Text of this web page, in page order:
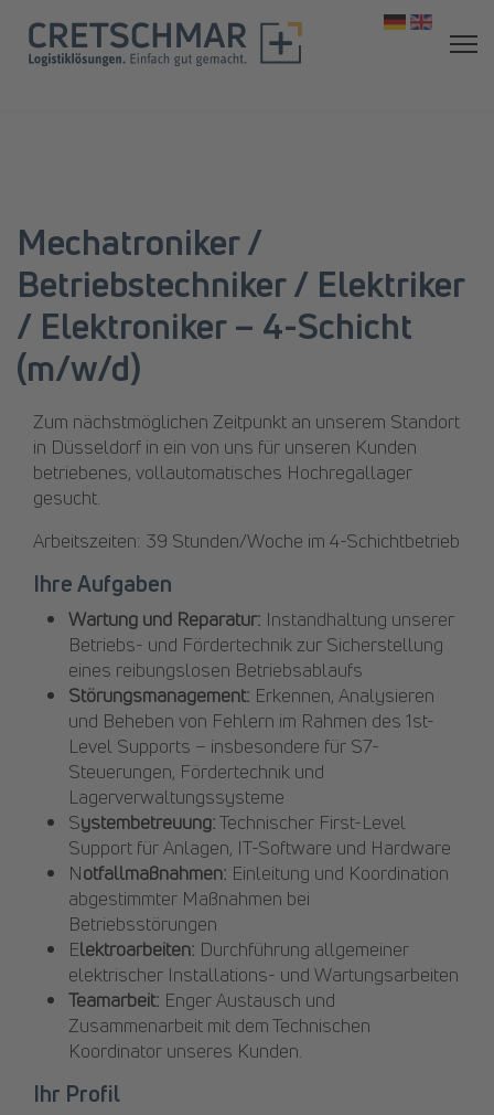
Mechatroniker /
Betriebstechniker / Elektriker
/ Elektroniker – 4-Schicht
(m/w/d)
Zum nächstmöglichen Zeitpunkt an unserem Standort
in Düsseldorf in ein von uns für unseren Kunden
betriebenes, vollautomatisches Hochregallager
gesucht.
Arbeitszeiten: 39 Stunden/Woche im 4-Schichtbetrieb
Ihre Aufgaben
Wartung und Reparatur: Instandhaltung unserer
Betriebs- und Fördertechnik zur Sicherstellung
eines reibungslosen Betriebsablaufs
Störungsmanagement: Erkennen, Analysieren
und Beheben von Fehlern im Rahmen des 1st-
Level Supports – insbesondere für S7-
Steuerungen, Fördertechnik und
Lagerverwaltungssysteme
Systembetreuung:Technischer First-Level
Support für Anlagen, IT-Software und Hardware
Notfallmaßnahmen: Einleitung und Koordination
abgestimmter Maßnahmen bei
Betriebsstörungen
Elektroarbeiten: Durchführung allgemeiner
elektrischer Installations- und Wartungsarbeiten
Teamarbeit: Enger Austausch und
Zusammenarbeit mit dem Technischen
Koordinator unseres Kunden.
Ihr Profil
Sprache